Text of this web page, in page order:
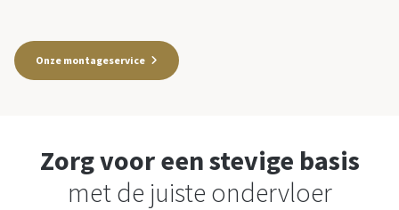
Onze montageservice
Zorg voor een stevige basis
met de juiste ondervloer